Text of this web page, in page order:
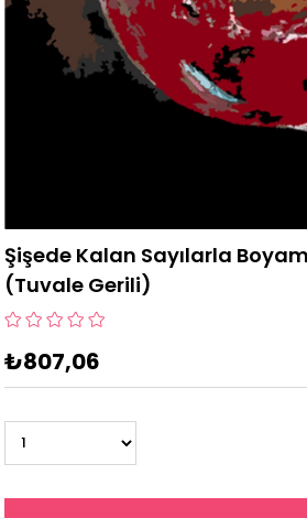
Şişede Kalan Sayılarla
(Tuvale Gerili)
₺807,06